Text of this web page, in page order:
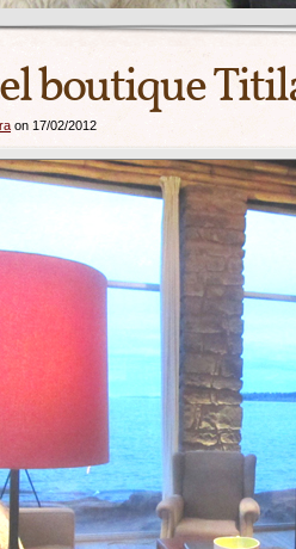
boutique
on 17/02/2012